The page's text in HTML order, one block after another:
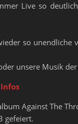
Live so
so
unsere Musik
Against The
gefeiert.